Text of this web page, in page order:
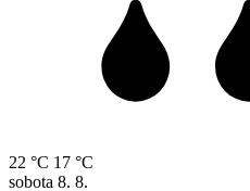
22 °C 17 °C
sobota 8. 8.